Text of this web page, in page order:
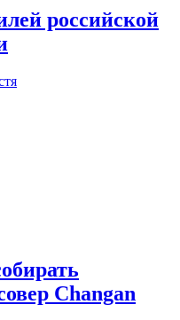
российской
Changan